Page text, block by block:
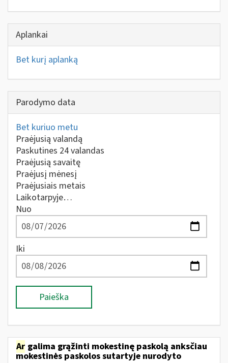
Aplankai
Bet kurį aplanką
Parodymo data
Bet kuriuo metu
Praėjusią valandą
Paskutines 24 valandas
Praėjusią savaitę
Praėjusį mėnesį
Praėjusiais metais
Laikotarpyje…
Nuo
Iki
Paieška
Ar galima grąžinti mokestinę paskolą anksčiau
mokestinės paskolos sutartyje nurodyto